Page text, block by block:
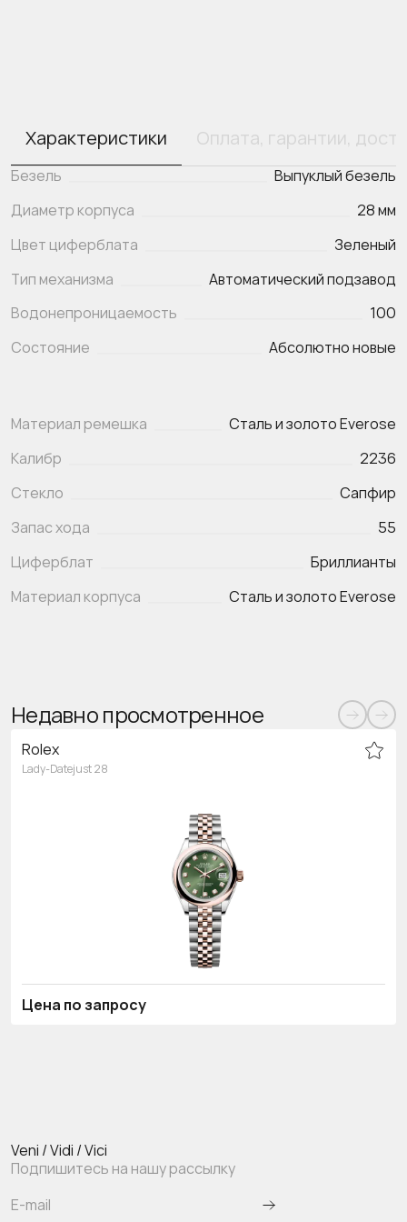
Характеристики Оплата, гарантии,
Безель
Выпуклый безель
Диаметр корпуса
28 мм
Цвет циферблата
Зеленый
Тип механизма
Автоматический подзавод
Водонепроницаемость
100
Состояние
Абсолютно новые
Материал ремешка
Сталь и золото Everose
Калибр
2236
Стекло
Сапфир
Запас хода
55
Циферблат
Бриллианты
Материал корпуса
Сталь и золото Everose
Недавно просмотренное
Rolex
Lady-Datejust 28
Цена по запросу
Veni / Vidi / Vici
Подпишитесь на нашу рассылку